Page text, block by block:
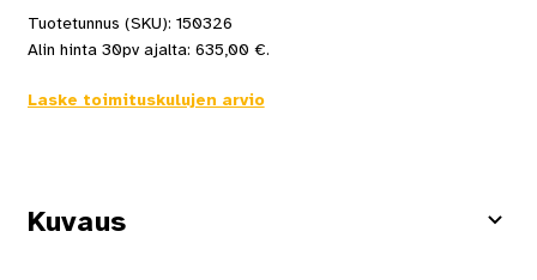
Tuotetunnus (SKU): 150326
Alin hinta 30pv ajalta: 635,00 €.
Laske toimituskulujen arvio
Kuvaus